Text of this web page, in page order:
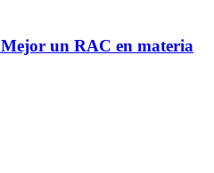
un RAC en materia